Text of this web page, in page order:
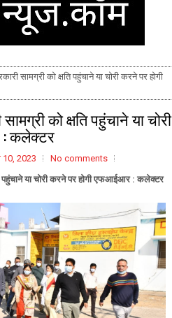
सामग्री को क्षति पहुंचाने या चोरी करने पर होगी
को क्षति पहुंचाने या चोरी
: कलेक्टर
10, 2023
No comments
पहुंचाने या चोरी करने पर होगी एफआईआर : कलेक्टर